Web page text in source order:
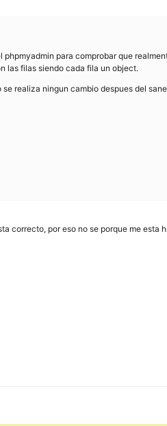
para comprobar que
las filas siendo cada fila un object.
realiza ningun cambio despues del
correcto, por eso no se porque me esta